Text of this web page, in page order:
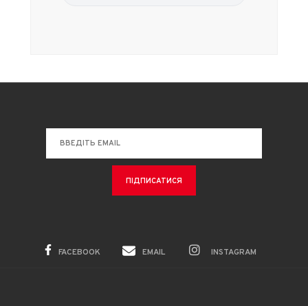
FACEBOOK EMAIL INSTAGRAM